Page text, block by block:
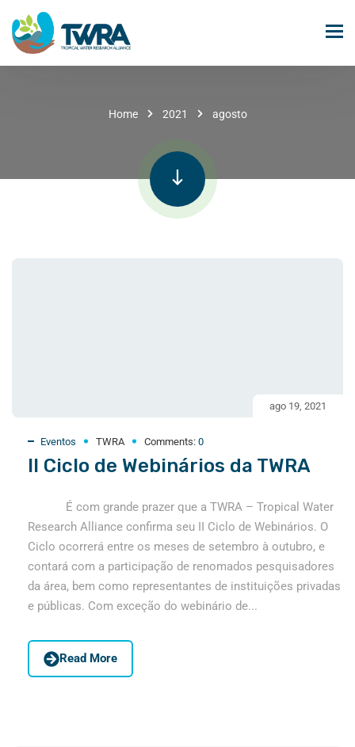
Home 2021 agosto
ago 19, 2021
Eventos TWRA Comments: 0
II Ciclo de Webinários da TWRA
É com grande prazer que a TWRA – Tropical Water
Research Alliance confirma seu II Ciclo de Webinários. O
Ciclo ocorrerá entre os meses de setembro à outubro, e
contará com a participação de renomados pesquisadores
da área, bem como representantes de instituições privadas
e públicas. Com exceção do webinário de...
Read More